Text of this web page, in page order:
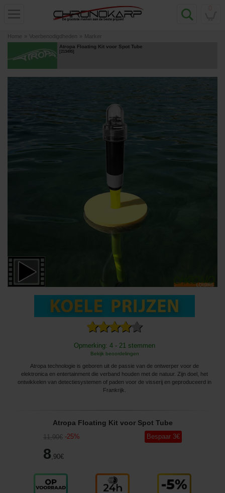
Home » Voerbenodigdheden » Marker
Atropa Floating Kit voor Spot Tube
[213495]
Opmerking: 4 - 21 stemmen
Bekijk beoordelingen
Atropa technologie is geboren uit de passie van de ontwerper voor de
elektronica en entertainment die verband houden met de natuur. Zijn doel, het
ontwikkelen van detectiesystemen of paden voor de visserij en geproduceerd in
Frankrijk.
Atropa Floating Kit voor Spot Tube
11,90€ -25%
8 ,90€
Bespaar 3€